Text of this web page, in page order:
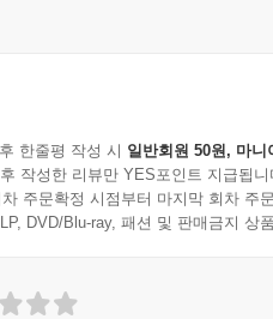
권의 회복
티버스:
한줄평 작성 시 일반회원 50원, 마니
작성한 리뷰만 YES포인트 지급됩니
주문확정 시점부터 마지막 회차 주
DVD/Blu-ray, 패션 및 판매금지 상